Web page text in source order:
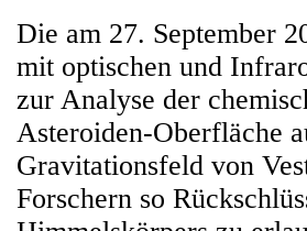
Die am 27. September
mit optischen und
zur Analyse der
Asteroiden-Oberfläche
Gravitationsfeld von
Forschern so